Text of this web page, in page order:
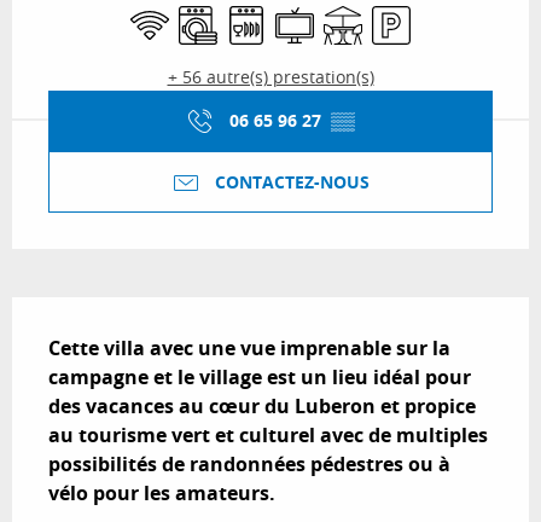
WiFi Lave lingeLave vaisselle
TélévisionTerrasseParking
+ 56 autre(s) prestation(s)
06 65 96 27 ▒▒
CONTACTEZ-NOUS
Cette villa avec une vue imprenable sur la
campagne et le village est un lieu idéal pour
des vacances au cœur du Luberon et propice
au tourisme vert et culturel avec de multiples
possibilités de randonnées pédestres ou à
vélo pour les amateurs.